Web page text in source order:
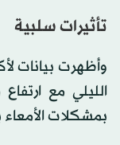
تأثيرات سلبية
الليلي مع
بمشكلات الأمعاء